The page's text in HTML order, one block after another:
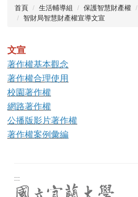
首頁 生活輔導組 保護智慧財產權
智財局智慧財產權宣導文宣
文宣
著作權基本觀念
著作權合理使用
校園著作權
網路著作權
公播版影片著作權
著作權案例彙編
:::